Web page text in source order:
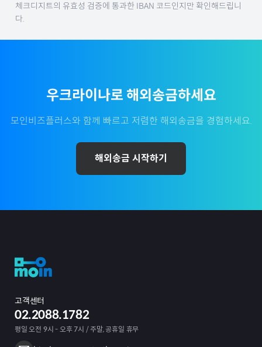
체크디지트의 유효성 검증에 통과한 IBAN 코드인지만 확인해드립니
다.
우크라이나로 해외송금하세요
모인비즈플러스와 함께 빠르고 저렴한 해외송금을 경험하세요.
해외송금 시작하기
고객센터
02.2088.1782
평일 오전 9시 - 오후 7시 / 주말, 공휴일 휴무